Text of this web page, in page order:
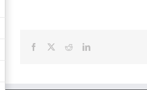
Facebook RedditLinkedIn